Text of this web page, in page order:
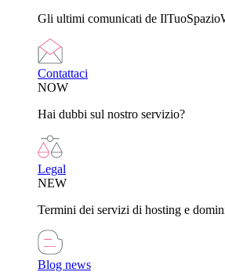
Gli ultimi comunicati de
Contattaci
NOW
Hai dubbi sul nostro servizio?
Legal
NEW
Termini dei servizi di hosting e
Blog news